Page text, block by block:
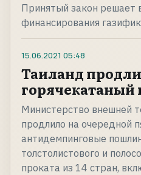
Принятый закон решает
финансирования
15.06.2021 05:48
Таиланд
горячекатаный
Министерство внешней
продлило на очередной
антидемпинговые
толстолистового и
проката из 14 стран,